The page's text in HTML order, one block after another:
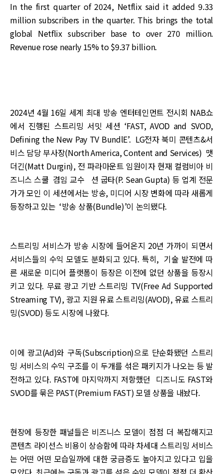
In the first quarter of 2024, Netflix said it added 9.33
million subscribers in the quarter. This brings the total
global Netflix subscriber base to over 270 million.
Revenue rose nearly 15% to $9.37 billion.
2024년 4월 16일 세계 최대 방송 엔터테인먼트 전시회 NAB쇼
에서 진행된 스트리밍 서밋 세션 ‘FAST, AVOD and SVOD,
Defining the New Pay TV BundlE’. LG전자 북미 콘텐츠&서
비스 담당 부사장(North America, Content and Services) 맷
더긴(Matt Durgin), 전 파라마운트 임원이자 현재 컬럼비아 비
즈니스 스쿨 겸임 교수 션 굽타(P. Sean Gupta) 등 업계 전문
가가 모인 이 세션에서는 방송, 미디어 시장 변화에 따라 새롭게
등장하고 있는 ‘방송 상품(Bundle)’이 논의됐다.
스트리밍 서비스가 방송 시장에 들어온지 20년 가까이 되면서
서비스들의 수익 모델도 분화되고 있다. 특히, 기술 발전에 따
른 새로운 미디어 플랫폼이 등장은 이전에 없던 상품을 등장시
키고 있다. 무료 광고 기반 스트리밍 TV(Free Ad Supported
Streaming TV), 광고 지원 유료 스트리밍(AVOD), 유료 스트리
밍(SVOD) 등도 시장에 나왔다.
이에 광고(Ad)와 구독(Subscription)으로 단순화됐던 스트리
밍 서비스의 수익 구조를 이 두개를 섞은 패키지가 나오는 등 발
전하고 있다. FAST에 마지막까지 저항했던 디즈니도 FAST와
SVOD를 묶은 PAST(Premium FAST) 모델 상품을 내놨다.
현장에 등장한 패널들은 비즈니스 모델이 점점 더 복잡해지고
콘텐츠 라이선스 비용이 상승함에 따라 차세대 스트리밍 서비스
는 어떤 어떤 모습일까에 대한 궁금증도 높아지고 있다고 입을